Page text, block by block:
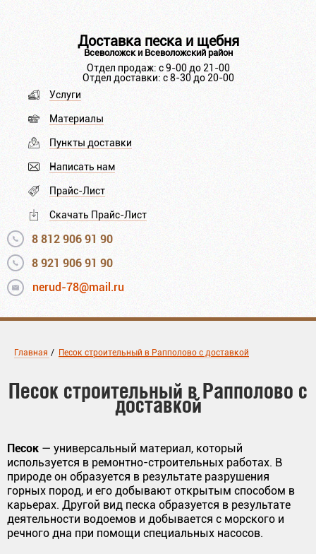
Доставка песка и щебня
Всеволожск и Всеволожский район
Отдел продаж: с 9-00 до 21-00
Отдел доставки: с 8-30 до 20-00
Услуги
Материалы
Пункты доставки
Написать нам
Прайс-Лист
Скачать Прайс-Лист
8 812 906 91 90
8 921 906 91 90
nerud-78@mail.ru
Главная / Песок строительный в Рапполово с доставкой
Песок строительный в Рапполово с
доставкой
Песок — универсальный материал, который
используется в ремонтно-строительных работах. В
природе он образуется в результате разрушения
горных пород, и его добывают открытым способом в
карьерах. Другой вид песка образуется в результате
деятельности водоемов и добывается с морского и
речного дна при помощи специальных насосов.